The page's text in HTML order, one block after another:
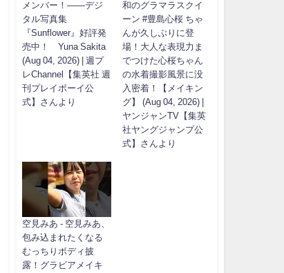
メンバー！――デジ
タル写真集
『Sunflower』好評発
売中！ Yuna Sakita
(Aug 04, 2026) | 週プ
レChannel【集英社 週
刊プレイボーイ公
式】さんより
和のグラマラスクイ
ーン #豊島心桜 ちゃ
んが久しぶりに登
場！大人な表現力ま
でつけた心桜ちゃん
の水着撮影風景に没
入密着！【メイキン
グ】 (Aug 04, 2026) |
ヤンジャンTV【集英
社ヤングジャンプ公
式】さんより
空見みあ - 空見みあ、
包み込まれたくなる
むっちりボディ披
露！グラビアメイキ